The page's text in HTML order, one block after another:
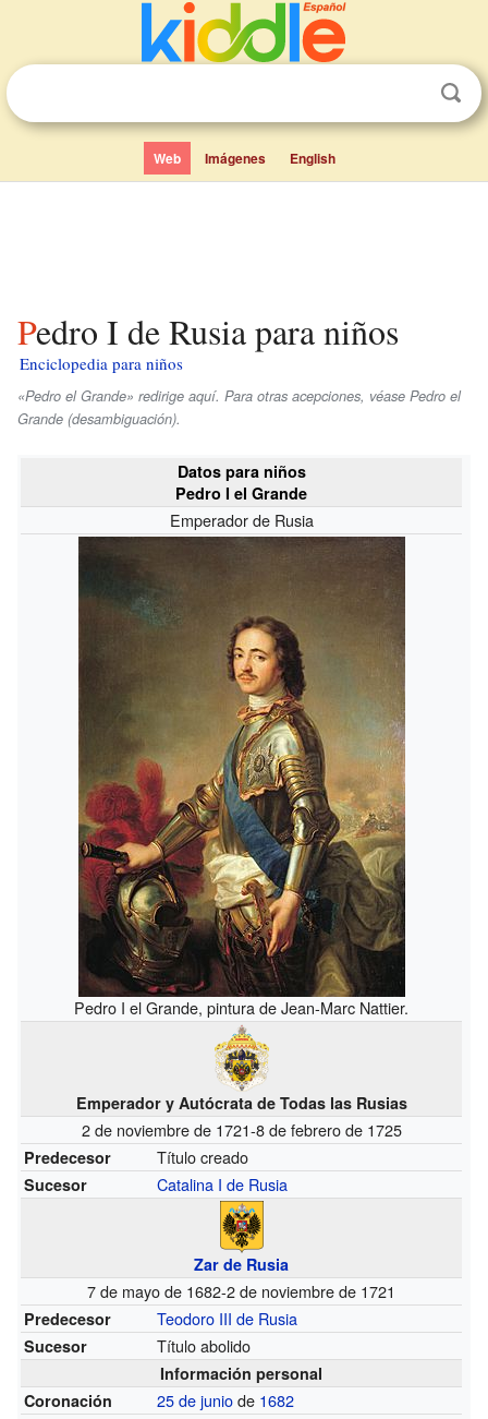
Web Imágenes English
Pedro I de Rusia para niños
Enciclopedia para niños
«Pedro el Grande» redirige aquí. Para otras acepciones, véase Pedro el
Grande (desambiguación).
Datos para niños
Pedro I el Grande
Emperador de Rusia
Pedro I el Grande, pintura de Jean-Marc Nattier.
Emperador y Autócrata de Todas las Rusias
2 de noviembre de 1721-8 de febrero de 1725
Predecesor Título creado
Sucesor Catalina I de Rusia
Zar de Rusia
7 de mayo de 1682-2 de noviembre de 1721
Predecesor Teodoro III de Rusia
Sucesor Título abolido
Información personal
Coronación
25 de juniode 1682